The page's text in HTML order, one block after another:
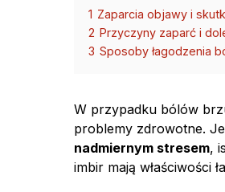
1 Zaparcia objawy i
2 Przyczyny zaparć i
3 Sposoby łagodzenia
W przypadku bólów
problemy zdrowotne.
nadmiernym stresem,
imbir mają właściwości